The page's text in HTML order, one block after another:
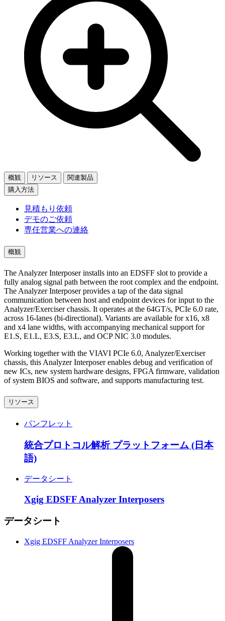
概観 リソース
関連製品
購入方法
見積もり依頼
デモのご依頼
専任営業への連絡
概観
The Analyzer Interposer installs into an EDSFF slot to provide a
fully analog signal path between the root complex and the endpoint.
The Analyzer Interposer provides a tap of the data signal
communication between host and endpoint devices for input to the
Analyzer/Exerciser chassis. It operates at the 64GT/s, PCIe 6.0 rate,
across 16-lanes (bi-directional). Variants are available for x16, x8
and x4 lane widths, with accompanying mechanical support for
E1.S, E1.L, E3.S, E3.L, and OCP NIC 3.0 modules.
Working together with the VIAVI PCIe 6.0, Analyzer/Exerciser
chassis, this Analyzer Interposer enables debug and verification of
new ICs, new system hardware designs, FPGA firmware, validation
of system BIOS and software, and supports manufacturing test.
リソース
パンフレット
統合プロトコル解析 プラットフォーム (日本
語)
データシート
Xgig EDSFF Analyzer Interposers
データシート
Xgig EDSFF Analyzer Interposers